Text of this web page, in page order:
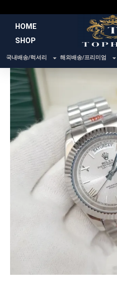
건
너
HOME
SHOP
국내배송/럭셔리 해외배송/프리미엄